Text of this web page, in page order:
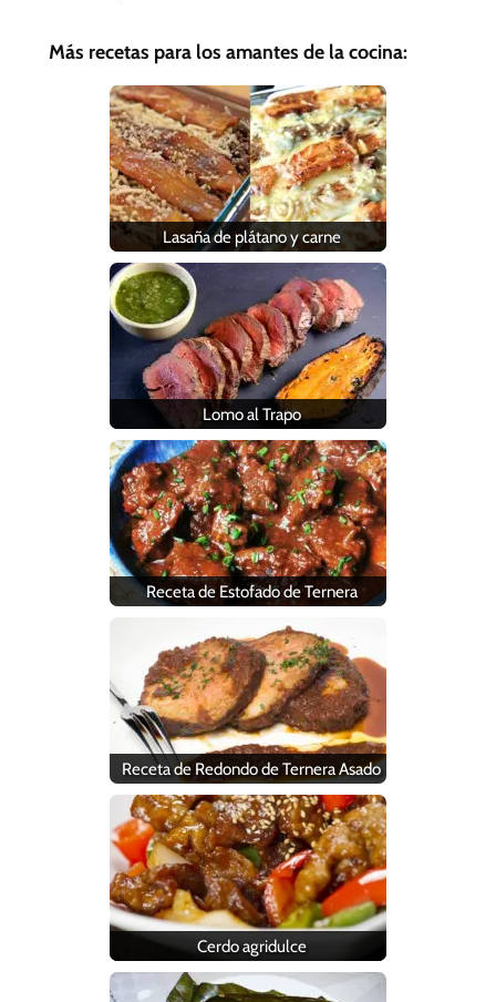
Más recetas para los amantes de la cocina:
Lasaña de plátano y carne
Lomo al Trapo
Receta de Estofado de Ternera
Receta de Redondo de Ternera Asado
Cerdo agridulce